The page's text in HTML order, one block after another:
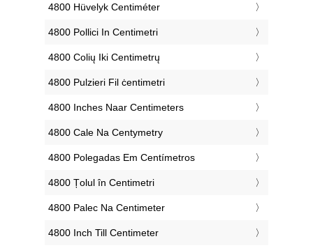
‎4800 Hüvelyk Centiméter
‎4800 Pollici In Centimetri
‎4800 Colių Iki Centimetrų
‎4800 Pulzieri Fil ċentimetri
‎4800 Inches Naar Centimeters
‎4800 Cale Na Centymetry
‎4800 Polegadas Em Centímetros
‎4800 Țolul în Centimetri
‎4800 Palec Na Centimeter
‎4800 Inch Till Centimeter